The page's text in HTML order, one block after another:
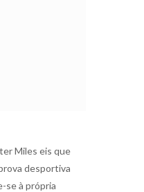
Miles eis que
desportiva
se à própria